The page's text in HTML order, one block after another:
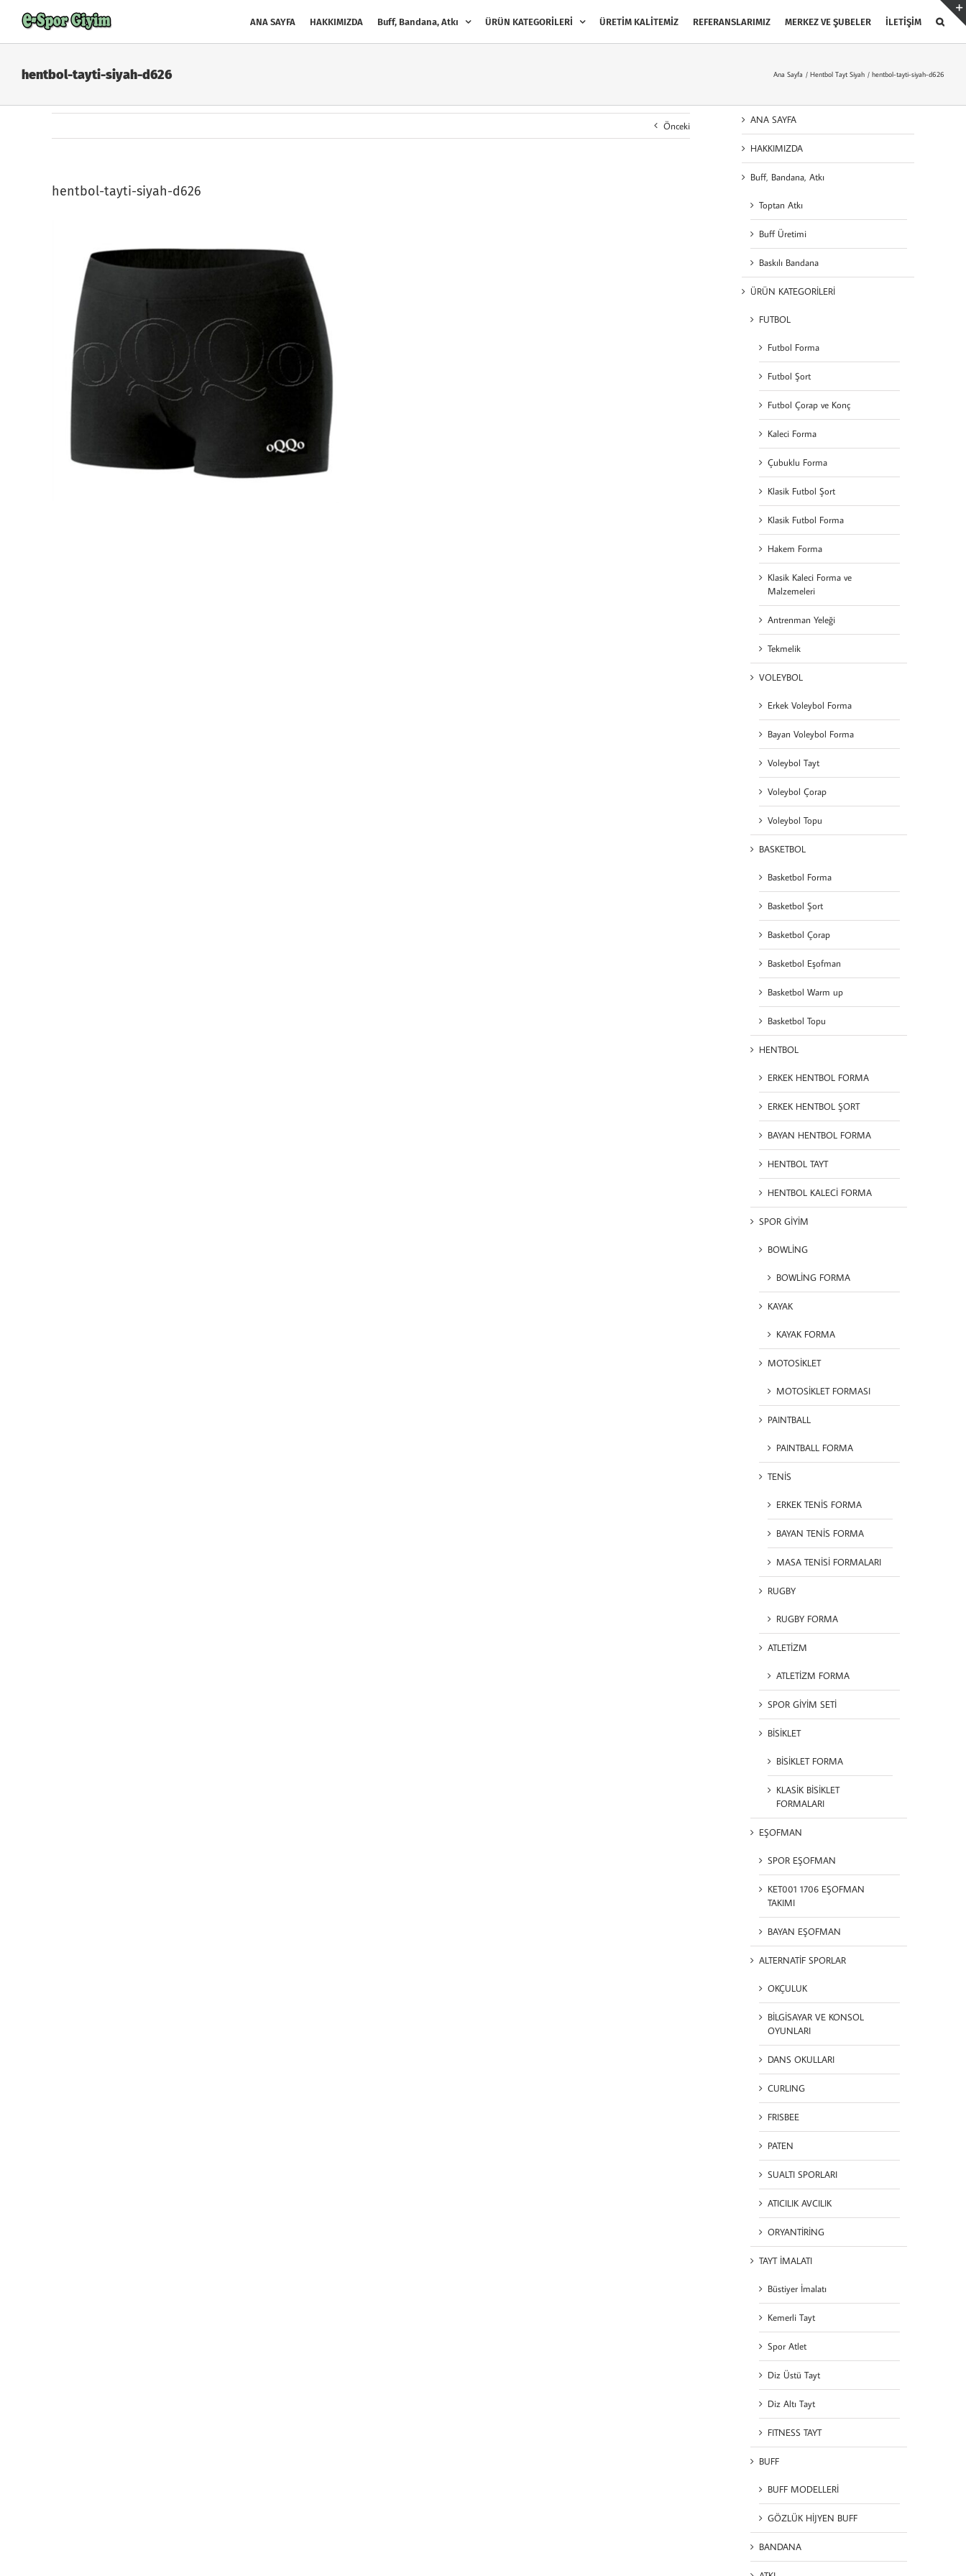
content
ANA SAYFA HAKKIMIZDA Buff, Bandana, Atkı ÜRÜN KATEGORİLERİ ÜRETİM KALİTEMİZ REFERANSLARIMIZ MERKEZ VE ŞUBELER İLETİŞİM
hentbol-tayti-siyah-d626 Ana Sayfa Hentbol Tayt Siyah hentbol-tayti-siyah-d626
Önceki
hentbol-tayti-siyah-d626
ANA SAYFA
HAKKIMIZDA
Buff, Bandana, Atkı
Toptan Atkı
Buff Üretimi
Baskılı Bandana
ÜRÜN KATEGORİLERİ
FUTBOL
Futbol Forma
Futbol Şort
Futbol Çorap ve Konç
Kaleci Forma
Çubuklu Forma
Klasik Futbol Şort
Klasik Futbol Forma
Hakem Forma
Klasik Kaleci Forma ve
Malzemeleri
Antrenman Yeleği
Tekmelik
VOLEYBOL
Erkek Voleybol Forma
Bayan Voleybol Forma
Voleybol Tayt
Voleybol Çorap
Voleybol Topu
BASKETBOL
Basketbol Forma
Basketbol Şort
Basketbol Çorap
Basketbol Eşofman
Basketbol Warm up
Basketbol Topu
HENTBOL
ERKEK HENTBOL FORMA
ERKEK HENTBOL ŞORT
BAYAN HENTBOL FORMA
HENTBOL TAYT
HENTBOL KALECİ FORMA
SPOR GİYİM
BOWLİNG
BOWLİNG FORMA
KAYAK
KAYAK FORMA
MOTOSİKLET
MOTOSİKLET FORMASI
PAINTBALL
PAINTBALL FORMA
TENİS
ERKEK TENİS FORMA
BAYAN TENİS FORMA
MASA TENİSİ FORMALARI
RUGBY
RUGBY FORMA
ATLETİZM
ATLETİZM FORMA
SPOR GİYİM SETİ
BİSİKLET
BİSİKLET FORMA
KLASİK BİSİKLET
FORMALARI
EŞOFMAN
SPOR EŞOFMAN
KET001 1706 EŞOFMAN
TAKIMI
BAYAN EŞOFMAN
ALTERNATİF SPORLAR
OKÇULUK
BİLGİSAYAR VE KONSOL
OYUNLARI
DANS OKULLARI
CURLING
FRISBEE
PATEN
SUALTI SPORLARI
ATICILIK AVCILIK
ORYANTİRİNG
TAYT İMALATI
Büstiyer İmalatı
Kemerli Tayt
Spor Atlet
Diz Üstü Tayt
Diz Altı Tayt
FITNESS TAYT
BUFF
BUFF MODELLERİ
GÖZLÜK HİJYEN BUFF
BANDANA